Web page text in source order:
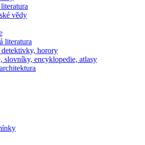
vědy
literatura
horory
slovníky, encyklopedie, atlasy